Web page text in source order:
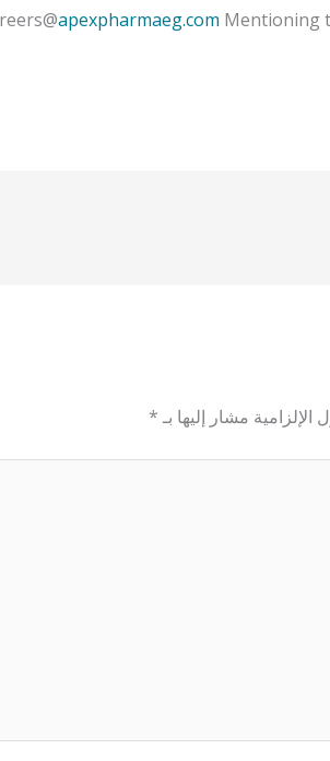
apexpharmaeg.com Mentioning
الإلزامية مشار إليها بـ *